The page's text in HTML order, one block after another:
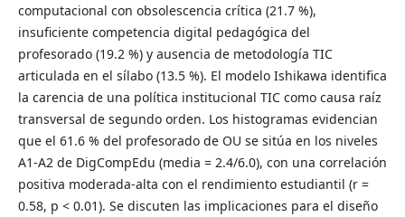
computacional con obsolescencia crítica (21.7 %),
insuficiente competencia digital pedagógica del
profesorado (19.2 %) y ausencia de metodología TIC
articulada en el sílabo (13.5 %). El modelo Ishikawa identifica
la carencia de una política institucional TIC como causa raíz
transversal de segundo orden. Los histogramas evidencian
que el 61.6 % del profesorado de OU se sitúa en los niveles
A1-A2 de DigCompEdu (media = 2.4/6.0), con una correlación
positiva moderada-alta con el rendimiento estudiantil (r =
0.58, p < 0.01). Se discuten las implicaciones para el diseño